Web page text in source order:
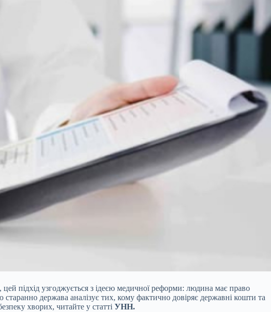
підхід узгоджується з ідеєю медичної реформи: людина має право
держава аналізує тих, кому фактично довіряє державні кошти та
хворих, читайте у статті УНН.